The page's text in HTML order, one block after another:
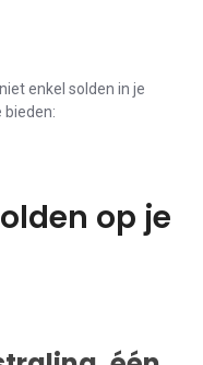
enkel solden in je
bieden:
op je